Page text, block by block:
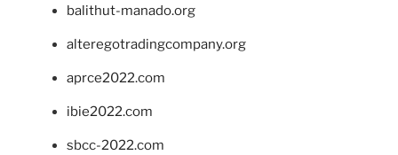
balithut-manado.org
alteregotradingcompany.org
aprce2022.com
ibie2022.com
sbcc-2022.com